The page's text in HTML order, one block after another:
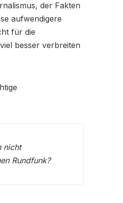
der Fakten
aufwendigere
für die
besser verbreiten
nicht
Rundfunk?